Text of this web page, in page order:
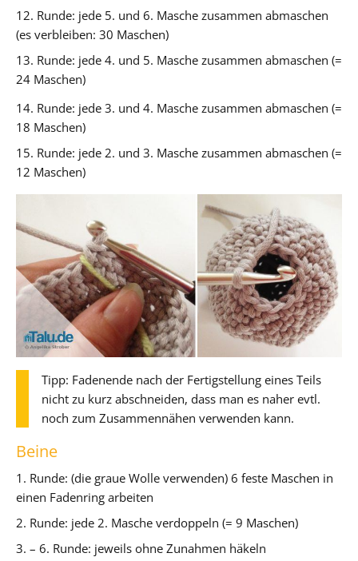
12. Runde: jede 5. und 6. Masche zusammen abmaschen
(es verbleiben: 30 Maschen)
13. Runde: jede 4. und 5. Masche zusammen abmaschen (=
24 Maschen)
14. Runde: jede 3. und 4. Masche zusammen abmaschen (=
18 Maschen)
15. Runde: jede 2. und 3. Masche zusammen abmaschen (=
12 Maschen)
Tipp: Fadenende nach der Fertigstellung eines Teils
nicht zu kurz abschneiden, dass man es naher evtl.
noch zum Zusammennähen verwenden kann.
Beine
1. Runde: (die graue Wolle verwenden) 6 feste Maschen in
einen Fadenring arbeiten
2. Runde: jede 2. Masche verdoppeln (= 9 Maschen)
3. – 6. Runde: jeweils ohne Zunahmen häkeln